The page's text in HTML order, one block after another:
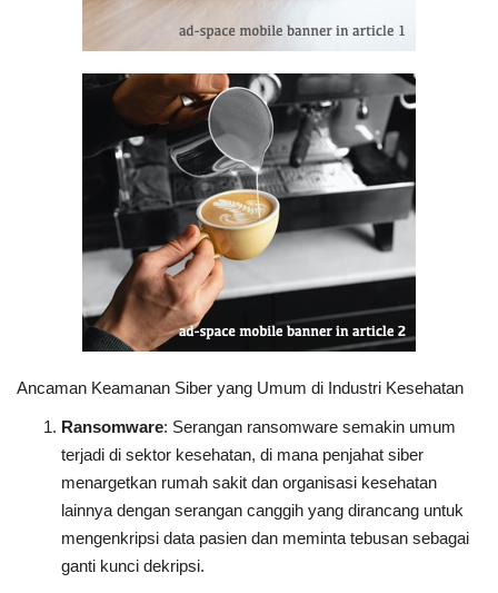
Ancaman Keamanan Siber yang Umum di Industri Kesehatan
Ransomware: Serangan ransomware semakin umum
terjadi di sektor kesehatan, di mana penjahat siber
menargetkan rumah sakit dan organisasi kesehatan
lainnya dengan serangan canggih yang dirancang untuk
mengenkripsi data pasien dan meminta tebusan sebagai
ganti kunci dekripsi.